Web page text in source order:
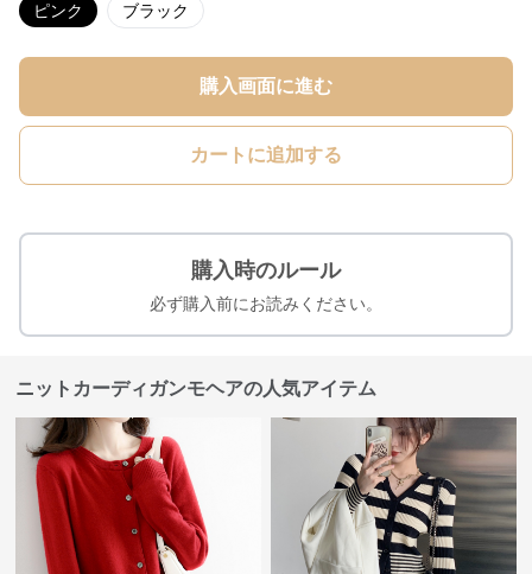
ピンク ブラック
購入画面に進む
カートに追加する
購入時のルール
必ず購入前にお読みください。
ニットカーディガンモヘアの人気アイテム